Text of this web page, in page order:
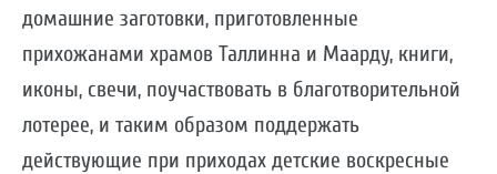
домашние заготовки, приготовленные
прихожанами храмов Таллинна и Маарду, книги,
иконы, свечи, поучаствовать в благотворительной
лотерее, и таким образом поддержать
действующие при приходах детские воскресные